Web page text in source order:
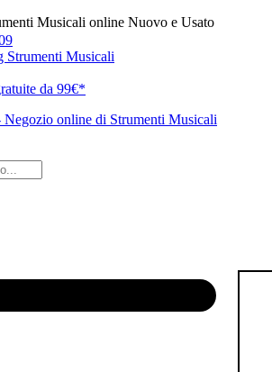
Musicali online Nuovo e Usato
Strumenti Musicali
da 99€*